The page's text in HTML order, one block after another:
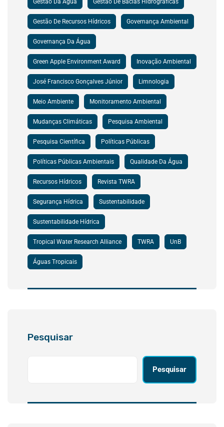
Gestão Da Água Gestão De Bacias Hidrográficas
Gestão De Recursos Hídricos Governança Ambiental
Governança Da Água
Green Apple Environment Award Inovação Ambiental
José Francisco Gonçalves Júnior Limnologia
Meio Ambiente Monitoramento Ambiental
Mudanças Climáticas Pesquisa Ambiental
Pesquisa Científica Políticas Públicas
Políticas Públicas Ambientais Qualidade Da Água
Recursos Hídricos Revista TWRA
Segurança Hídrica Sustentabilidade
Sustentabilidade Hídrica
Tropical Water Research Alliance TWRA UnB
Águas Tropicais
Pesquisar
Pesquisar